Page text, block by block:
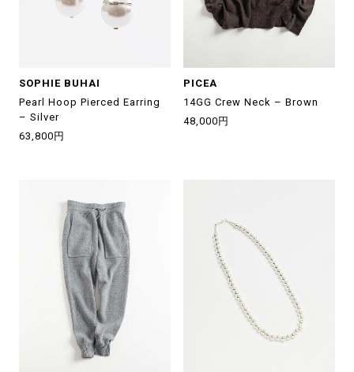
SOPHIE BUHAI
Pearl Hoop Pierced Earring
– Silver
63,800円
PICEA
14GG Crew Neck – Brown
48,000円